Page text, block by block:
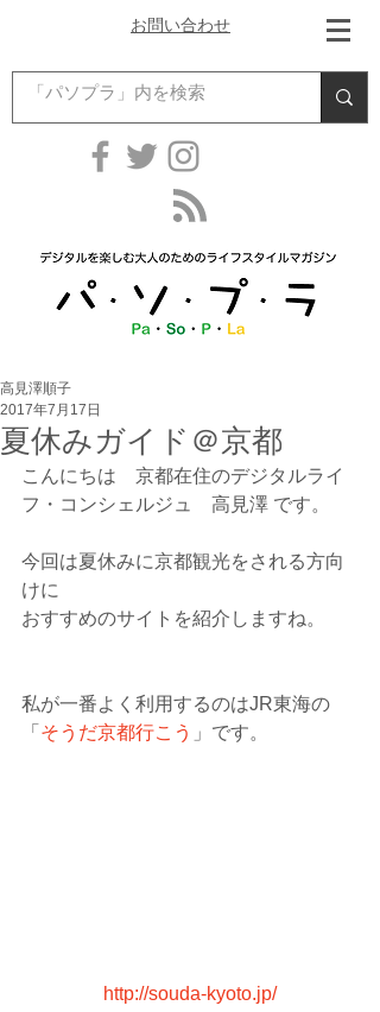
お問い合わせ
夏休みガイド＠京都
高見澤順子
2017年7月17日
こんにちは　京都在住のデジタルライ
フ・コンシェルジュ　高見澤 です。
今回は夏休みに京都観光をされる方向
けに
おすすめのサイトを紹介しますね。
私が一番よく利用するのはJR東海の
「 そうだ京都行こう 」です。
http://souda-kyoto.jp/